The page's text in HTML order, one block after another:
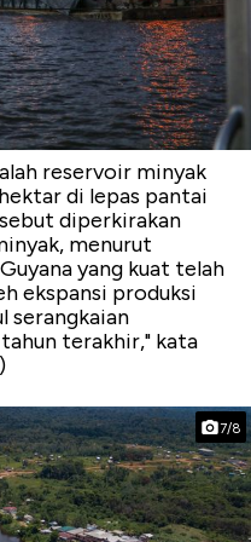
reservoir minyak
di lepas pantai
diperkirakan
menurut
yang kuat telah
ekspansi produksi
serangkaian
terakhir," kata
7/8